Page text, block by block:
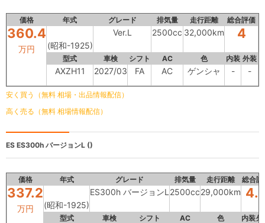
価格 年式 グレード 排気量 走行距離 総合評価
360.4
万円 (昭和-1925)
Ver.L 2500cc 32,000km 4
型式 車検 シフト AC 色 内装 外装
AXZH11 2027/03 FA AC ゲンシャ - -
安く買う（無料 相場・出品情報配信）
高く売る（無料 相場情報配信）
ES ES300h バージョンL ()
価格 年式 グレード 排気量 走行距離 総合評
337.2
万円 (昭和-1925)
ES300h バージョンL 2500cc29,000km
型式 車検 シフト AC 色 内装外